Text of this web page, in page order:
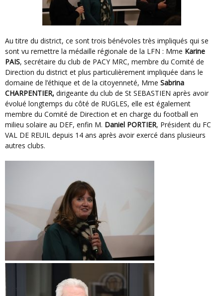
Au titre du district, ce sont trois bénévoles très impliqués qui se
sont vu remettre la médaille régionale de la LFN : Mme Karine
PAIS, secrétaire du club de PACY MRC, membre du Comité de
Direction du district et plus particulièrement impliquée dans le
domaine de l’éthique et de la citoyenneté, Mme Sabrina
CHARPENTIER, dirigeante du club de St SEBASTIEN après avoir
évolué longtemps du côté de RUGLES, elle est également
membre du Comité de Direction et en charge du football en
milieu solaire au DEF, enfin M. Daniel PORTIER, Président du FC
VAL DE REUIL depuis 14 ans après avoir exercé dans plusieurs
autres clubs.